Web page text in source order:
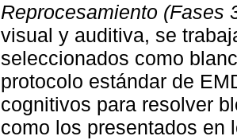
Reprocesamiento (Fases
visual y auditiva, se
seleccionados como
protocolo estándar de
cognitivos para resolver
como los presentados en